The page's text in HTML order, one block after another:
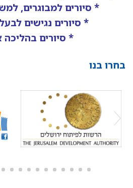
* סיורים למבוגרים,
* סיורים נגישים
* סיורים בהליכה
בחרו בנו